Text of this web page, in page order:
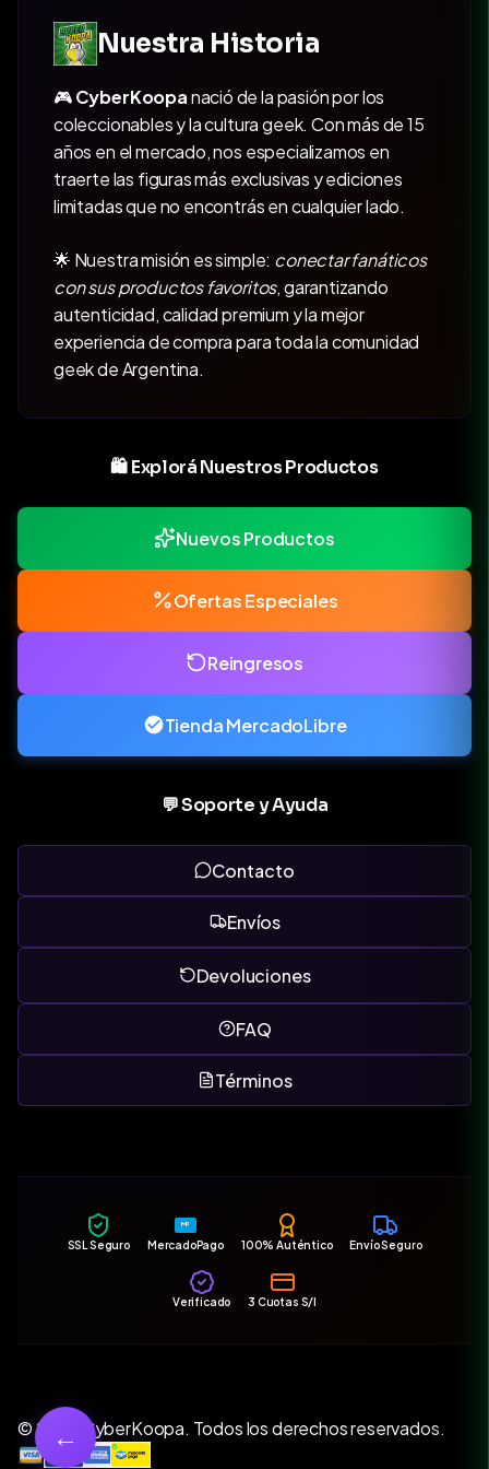
←
Nuestra Historia
🎮CyberKoopanació de la pasión por los
coleccionables y la cultura geek. Con más de 15
años en el mercado, nos especializamos en
traerte las figuras más exclusivas y ediciones
limitadas que no encontrás en cualquier lado.
🌟 Nuestra misión es simple: conectar fanáticos
con sus productos favoritos, garantizando
autenticidad, calidad premium y la mejor
experiencia de compra para toda la comunidad
geek de Argentina.
🛍️ Explorá Nuestros Productos
Nuevos Productos
Ofertas Especiales
Reingresos
Tienda MercadoLibre
💬 Soporte y Ayuda
Contacto
Envíos
Devoluciones
FAQ
Términos
SSL Seguro
MP
MercadoPago 100% Auténtico Envío Seguro
Verificado 3 Cuotas S/I
© 2026 CyberKoopa. Todos los derechos reservados.